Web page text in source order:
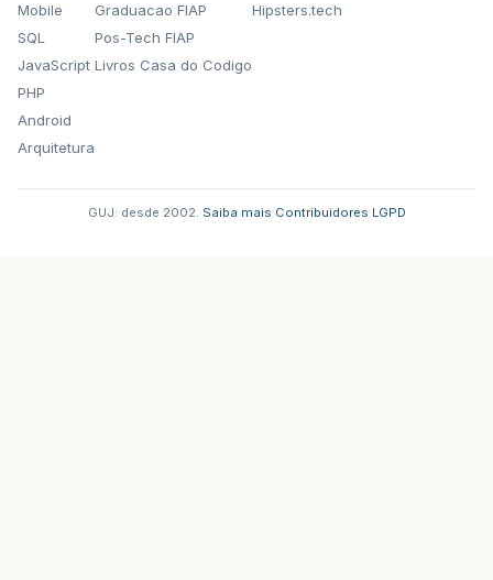
Mobile
SQL
JavaScript
PHP
Android
Arquitetura
Graduacao FIAP
Pos-Tech FIAP
Livros Casa do Codigo
Hipsters.tech
GUJ: desde 2002. Saiba mais Contribuidores LGPD